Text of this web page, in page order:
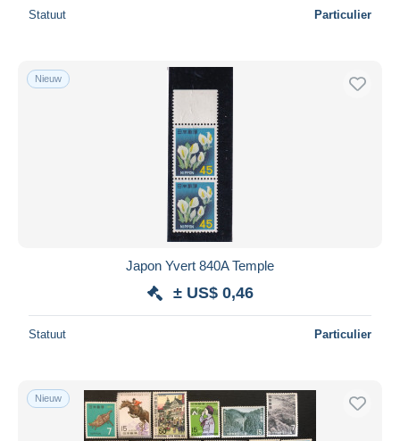
Statuut Particulier
Nieuw
Japon Yvert 840A Temple
± US$ 0,46
Statuut Particulier
Nieuw